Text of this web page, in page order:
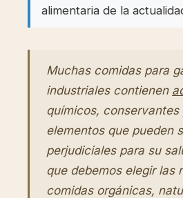
alimentaria de la
Muchas comidas para
industriales contienen
químicos, conservantes
elementos que pueden
perjudiciales para su
que debemos elegir las
comidas orgánicas,